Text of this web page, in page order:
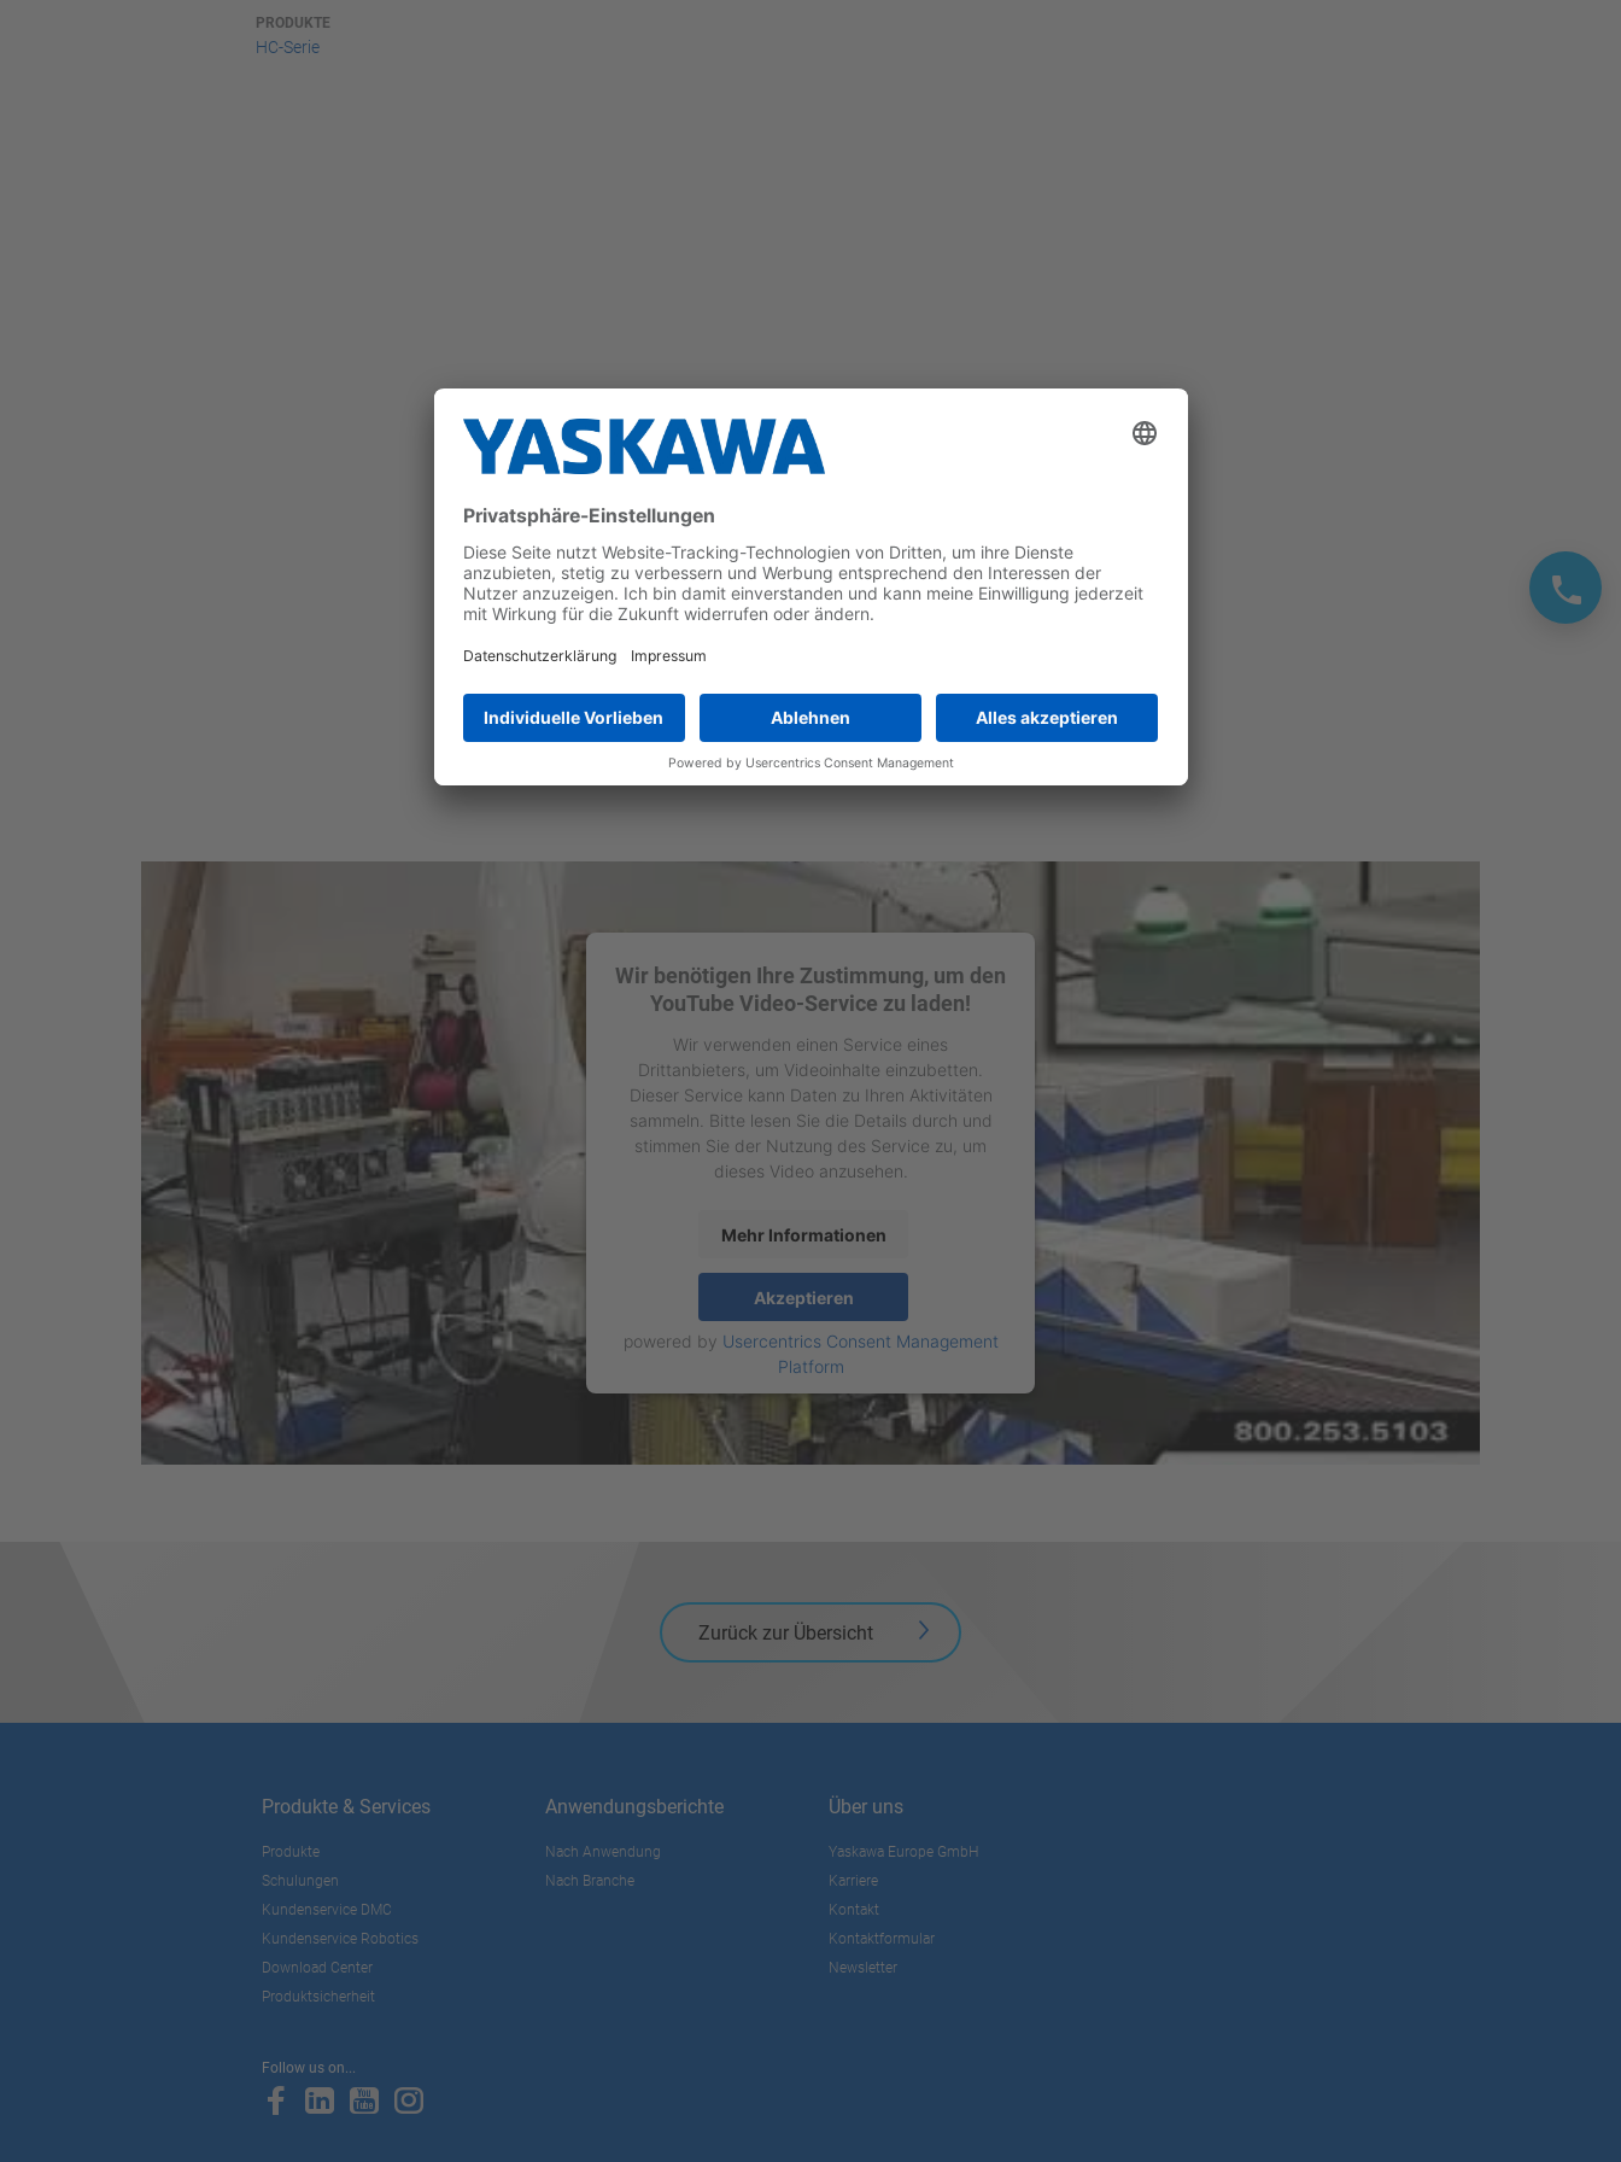
PRODUKTE
HC-Serie
Wir benötigen Ihre Zustimmung, um den
YouTube Video-Service zu laden!
Wir verwenden einen Service eines
Drittanbieters, um Videoinhalte einzubetten.
Dieser Service kann Daten zu Ihren Aktivitäten
sammeln. Bitte lesen Sie die Details durch und
stimmen Sie der Nutzung des Service zu, um
dieses Video anzusehen.
Mehr Informationen
Akzeptieren
powered by Usercentrics Consent Management
Platform
Zurück zur Übersicht
Produkte & Services
Produkte
Schulungen
Kundenservice DMC
Kundenservice Robotics
Download Center
Produktsicherheit
Anwendungsberichte
Nach Anwendung
Nach Branche
Über uns
Yaskawa Europe GmbH
Karriere
Kontakt
Kontaktformular
Newsletter
Follow us on...